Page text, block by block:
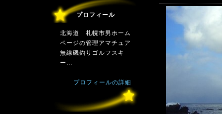
プロフィール
北海道 札幌市男ホーム
ページの管理アマチュア
無線磯釣りゴルフスキ
ー...
プロフィールの詳細